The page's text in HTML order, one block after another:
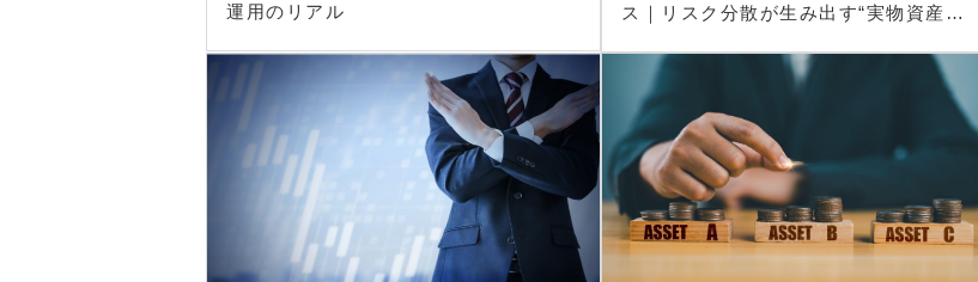
運用のリアル
ス｜リスク分散が生み出す“実物資産の